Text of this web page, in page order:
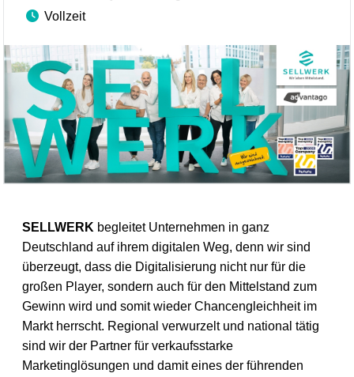
Vollzeit
SELLWERK begleitet Unternehmen in ganz
Deutschland auf ihrem digitalen Weg, denn wir sind
überzeugt, dass die Digitalisierung nicht nur für die
großen Player, sondern auch für den Mittelstand zum
Gewinn wird und somit wieder Chancengleichheit im
Markt herrscht. Regional verwurzelt und national tätig
sind wir der Partner für verkaufsstarke
Marketinglösungen und damit eines der führenden